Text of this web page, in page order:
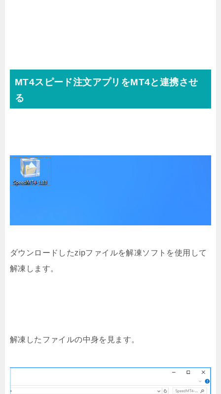
MT4スピード注文アプリをMT4と連携させ
る
ダウンロードしたzipファイルを解凍ソフトを使用して
解凍します。
解凍したファイルの中身を見ます。